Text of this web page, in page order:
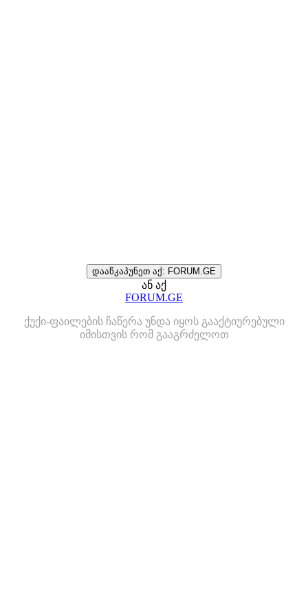
დააწკაპუნეთ აქ: FORUM.GE
ან აქ
FORUM.GE
ქუქი-ფაილების ჩაწერა უნდა იყოს გააქტიურებული
იმისთვის რომ გააგრძელოთ